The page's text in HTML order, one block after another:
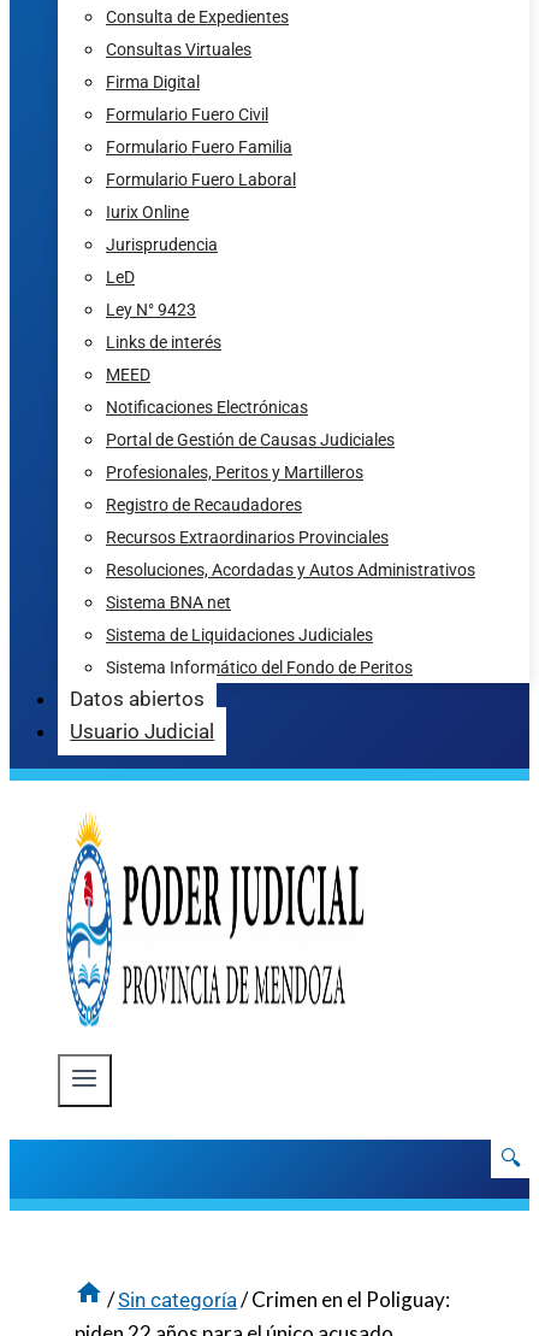
Consulta de Expedientes
Consultas Virtuales
Firma Digital
Formulario Fuero Civil
Formulario Fuero Familia
Formulario Fuero Laboral
Iurix Online
Jurisprudencia
LeD
Ley N° 9423
Links de interés
MEED
Notificaciones Electrónicas
Portal de Gestión de Causas Judiciales
Profesionales, Peritos y Martilleros
Registro de Recaudadores
Recursos Extraordinarios Provinciales
Resoluciones, Acordadas y Autos Administrativos
Sistema BNA net
Sistema de Liquidaciones Judiciales
Sistema Informático del Fondo de Peritos
Datos abiertos
Usuario Judicial
🔍
/Sin categoría/Crimen en el Poliguay: